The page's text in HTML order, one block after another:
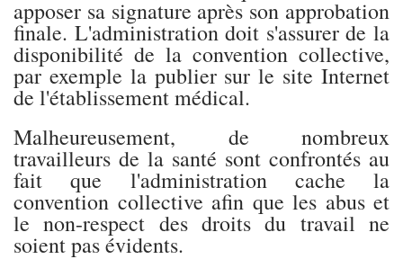
apposer sa signature après son approbation
finale. L'administration doit s'assurer de la
disponibilité de la convention collective,
par exemple la publier sur le site Internet
de l'établissement médical.
Malheureusement, de nombreux
travailleurs de la santé sont confrontés au
fait que l'administration cache la
convention collective afin que les abus et
le non-respect des droits du travail ne
soient pas évidents.